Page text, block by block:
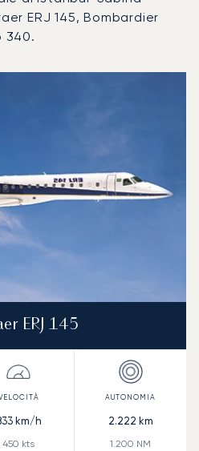
ERJ 145, Bombardier
340.
ERJ 145
km/h
450 kts
2.222 km
1.200 NM